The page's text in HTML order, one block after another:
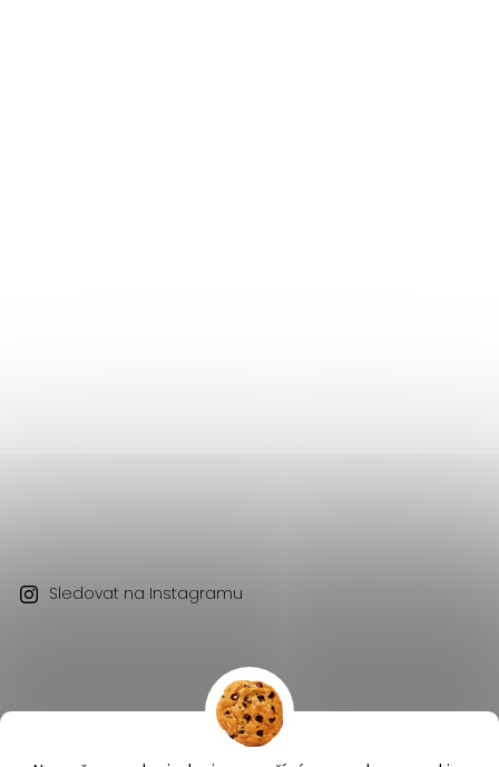
Sledovat na Instagramu